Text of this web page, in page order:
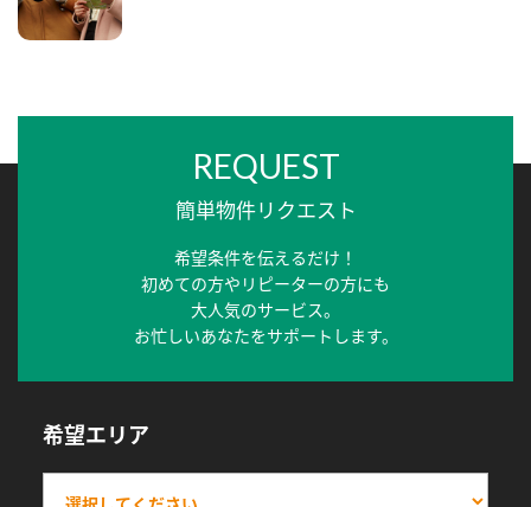
REQUEST
簡単物件リクエスト
希望条件を伝えるだけ！
初めての方やリピーターの方にも
大人気のサービス。
お忙しいあなたをサポートします。
希望エリア